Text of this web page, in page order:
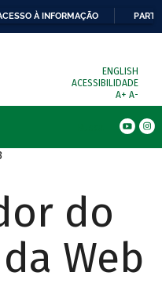
À INFORMAÇÃO
ENGLISH
ACESSIBILIDADE
A+ A-
do
Web